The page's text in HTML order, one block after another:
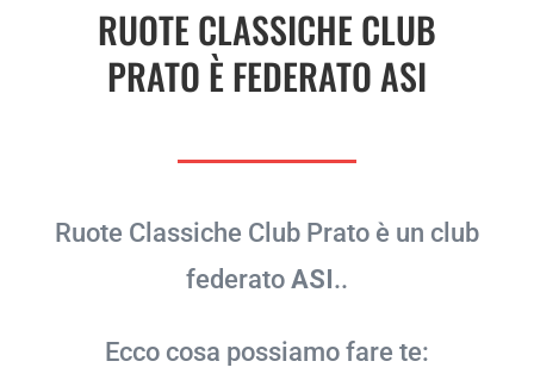
RUOTE CLASSICHE CLUB
PRATO È FEDERATO ASI
Ruote Classiche Club Prato è un club
federato ASI..
Ecco cosa possiamo fare te: